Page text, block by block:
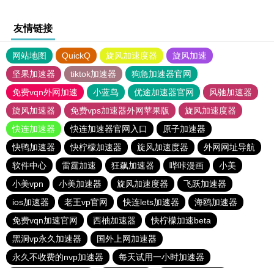
友情链接
网站地图 QuickQ 旋风加速度器
旋风加速
坚果加速器
tiktok加速器
狗急加速器官网
免费vqn外网加速
小蓝鸟 优途加速器官网
风驰加速器
旋风加速器
免费vps加速器外网苹果版
旋风加速度器
快连加速器
快连加速器官网入口
原子加速器
快鸭加速器
快柠檬加速器 旋风加速度器
外网网址导航
软件中心
雷霆加速 狂飙加速器 哔咔漫画
小美
小美vpn
小美加速器 旋风加速度器
飞跃加速器
ios加速器
老王vp官网 快连lets加速器
海鸥加速器
免费vqn加速官网
西柚加速器
快柠檬加速beta
黑洞vp永久加速器
国外上网加速器
永久不收费的nvp加速器
每天试用一小时加速器